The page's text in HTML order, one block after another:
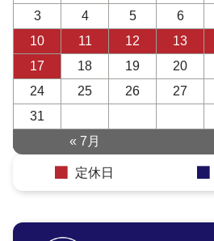
3
4 5 6
10
11 12 13
17
18 19 20
24
25 26 27
31
« 7月
定休日